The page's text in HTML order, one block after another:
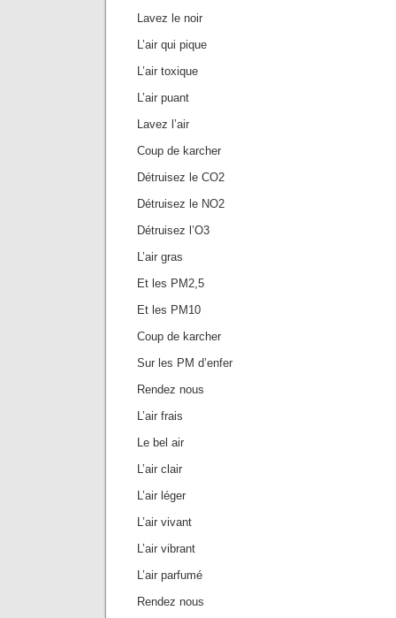
Lavez le noir
L’air qui pique
L’air toxique
L’air puant
Lavez l’air
Coup de karcher
Détruisez le CO2
Détruisez le NO2
Détruisez l’O3
L’air gras
Et les PM2,5
Et les PM10
Coup de karcher
Sur les PM d’enfer
Rendez nous
L’air frais
Le bel air
L’air clair
L’air léger
L’air vivant
L’air vibrant
L’air parfumé
Rendez nous